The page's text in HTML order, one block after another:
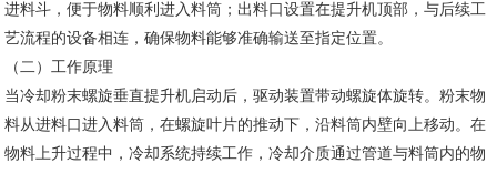
进料斗，便于物料顺利进入料筒；出料口设置在提升机顶部，与后续工
艺流程的设备相连，确保物料能够准确输送至指定位置。
（二）工作原理
当冷却粉末螺旋垂直提升机启动后，驱动装置带动螺旋体旋转。粉末物
料从进料口进入料筒，在螺旋叶片的推动下，沿料筒内壁向上移动。在
物料上升过程中，冷却系统持续工作，冷却介质通过管道与料筒内的物